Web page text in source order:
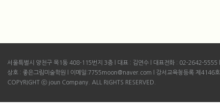
서울특별시 양천구 목1동 408-115번지 3층 l 대표 : 김연수 l 대표전화 : 02-2642-
상호 : 좋은그림미술학원 l 이메일:7755moon@naver.com l 강서교육청등록 제4146호
COPYRIGHT ⓒ joun Company. ALL RIGHTS RESERVED.